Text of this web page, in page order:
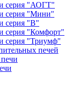
серия "АОГТ"
серия "Мини"
серия "В"
серия "Комфорт"
серия "Триумф"
печей